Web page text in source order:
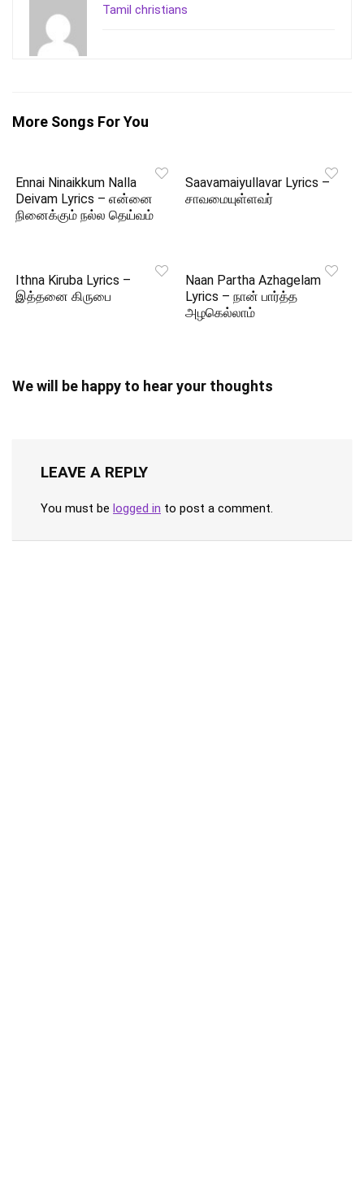
Tamil christians
More Songs For You
Ennai Ninaikkum Nalla
Deivam Lyrics – என்னை
நினைக்கும் நல்ல தெய்வம்
Saavamaiyullavar Lyrics –
சாவமையுள்ளவர்
Ithna Kiruba Lyrics –
இத்தனை கிருபை
Naan Partha Azhagelam
Lyrics – நான் பார்த்த
அழகெல்லாம்
We will be happy to hear your thoughts
LEAVE A REPLY
You must be logged in to post a comment.